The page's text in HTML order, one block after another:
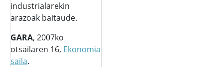
industrialarekin
arazoak baitaude.
GARA, 2007ko
otsailaren 16, Ekonomia
saila.